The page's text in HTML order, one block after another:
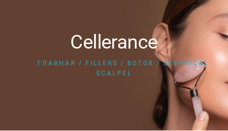
Cellerance
ГЛАВНАЯ FILLERS BOTOX
SKEPTICAL
SCALPEL